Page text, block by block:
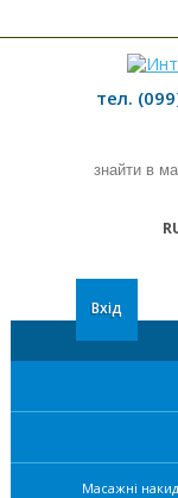
тел.
Вхід
Масажні